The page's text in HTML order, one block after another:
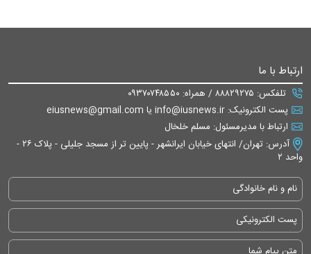
ارتباط با ما
تلفکس: ۸۸۸۲۹۲۷۵ / همراه: ۰۹۳۷۰۷۴۸۵۵۰
پست الکترونیک: info@iusnews.ir یا eiusnews@gmail.com
ارتباط با مدیرمسئول: مسلم خلخال
آدرس: تهران/ انتهای خیابان ایرانشهر - پایین تر از مسجد جلیلی - پلاک ۲۶ -
واحد ۲